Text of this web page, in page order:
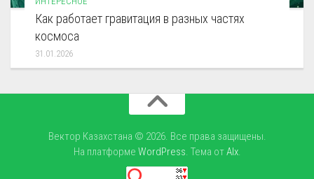
Как работает гравитация в разных частях
космоса
31.01.2026
Вектор Казахстана © 2026. Все права защищены.
На платформе WordPress. Тема отAlx.